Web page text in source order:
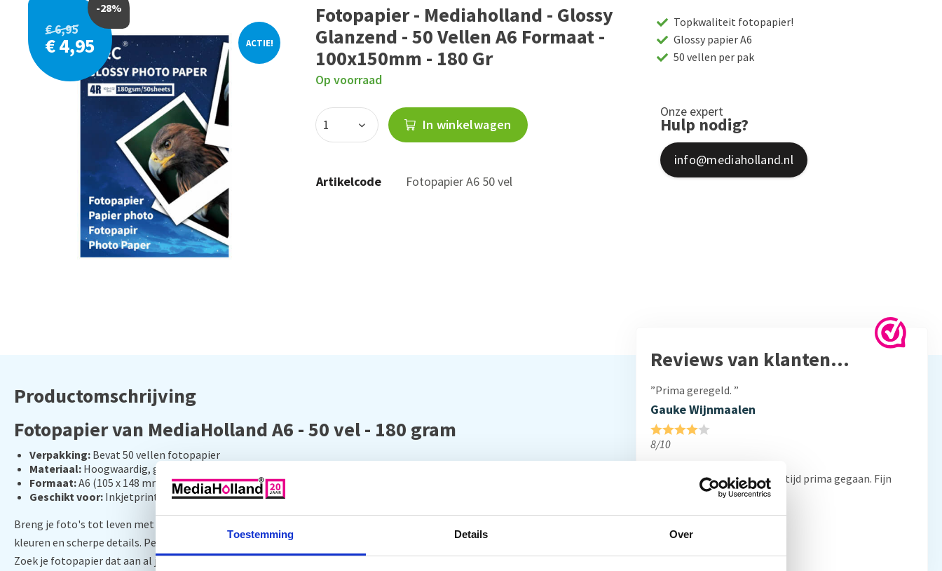
Toestemming Details Over
ACTIE!
€ 6,95
-28%
€ 4,95
Fotopapier - Mediaholland - Glossy
Glanzend - 50 Vellen A6 Formaat -
100x150mm - 180 Gr
Op voorraad
In winkelwagen
Artikelcode Fotopapier A6 50 vel
Topkwaliteit fotopapier!
Glossy papier A6
50 vellen per pak
Onze expert
Hulp nodig?
info@mediaholland.nl
Productomschrijving
Fotopapier van MediaHolland A6 - 50 vel - 180 gram
Verpakking: Bevat 50 vellen fotopapier
Materiaal: Hoogwaardig, glanzend papier
Formaat:A6 (105 x 148 mm)
Geschikt voor: Inkjetprinter
Breng je foto's tot leven met MediaHolland Fotopapier A6. 50 vellen hoogwaardig, glanzend papier voor levendige
kleuren en scherpe details. Perfect voor afdrukken van thuis of kantoor.
Zoek je fotopapier dat aan al je eisen voldoet? Kies MediaHolland A6 (50 vellen). Ons glossy papier zorgt voor diepe
Reviews van klanten…
”Prima geregeld. ”
Gauke Wijnmaalen
8/10
”Al vaker bij jullie besteld. Altijd prima gegaan. Fijn
Frans Thiemann